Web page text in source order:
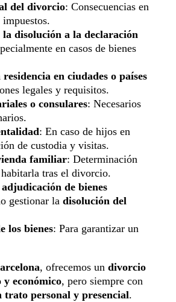
del divorcio: Consecuencias en
la disolución a la declaración
en casos de bienes
en ciudades o países
legales y requisitos.
o consulares: Necesarios
: En caso de hijos en
de custodia y visitas.
familiar: Determinación
tras el divorcio.
de bienes
gestionar la disolución del
los bienes: Para garantizar un
, ofrecemos un divorcio
y económico, pero siempre con
trato personal y presencial.